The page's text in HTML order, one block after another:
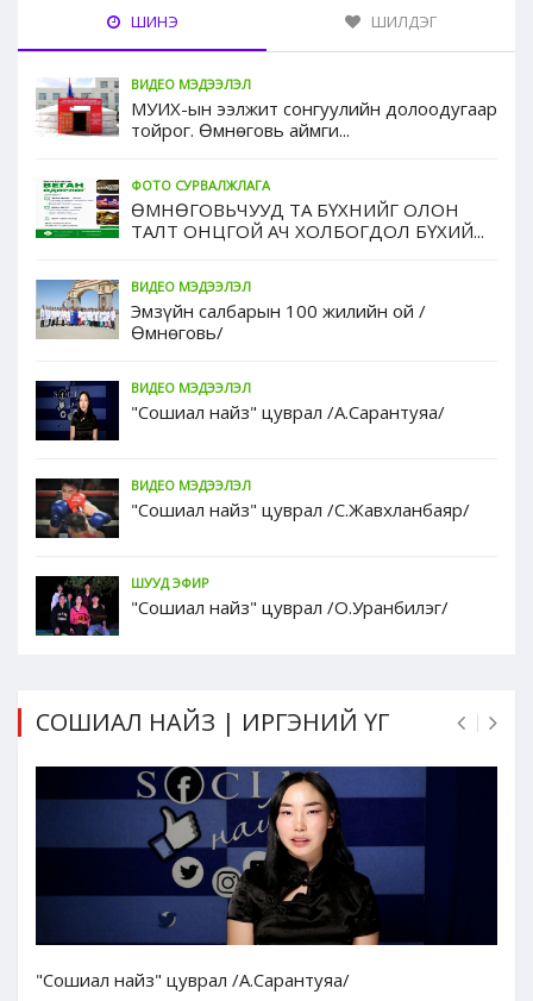
ШИНЭ ШИЛДЭГ
ВИДЕО МЭДЭЭЛЭЛ
МУИХ-ын ээлжит сонгуулийн долоодугаар
тойрог. Өмнөговь аймги...
ФОТО СУРВАЛЖЛАГА
ӨМНӨГОВЬЧУУД ТА БҮХНИЙГ ОЛОН
ТАЛТ ОНЦГОЙ АЧ ХОЛБОГДОЛ БҮХИЙ...
ВИДЕО МЭДЭЭЛЭЛ
Эмзүйн салбарын 100 жилийн ой /
Өмнөговь/
ВИДЕО МЭДЭЭЛЭЛ
"Сошиал найз" цуврал /А.Сарантуяа/
ВИДЕО МЭДЭЭЛЭЛ
"Сошиал найз" цуврал /С.Жавхланбаяр/
ШУУД ЭФИР
"Сошиал найз" цуврал /О.Уранбилэг/
СОШИАЛ НАЙЗ | ИРГЭНИЙ ҮГ
"Сошиал найз" цуврал /А.Сарантуяа/